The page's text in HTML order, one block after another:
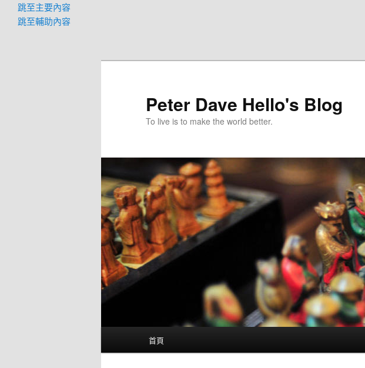
跳至主要內容
跳至輔助內容
Peter Dave Hello's Blog
To live is to make the world better.
首頁